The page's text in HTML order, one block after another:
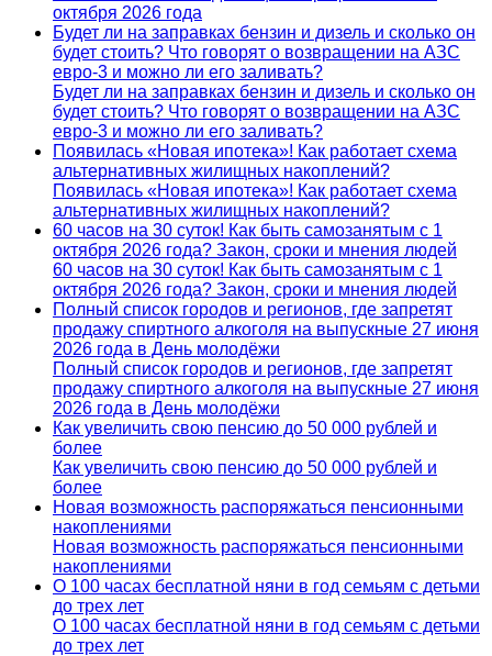
октября 2026 года
Будет ли на заправках бензин и дизель и сколько он
будет стоить? Что говорят о возвращении на АЗС
евро-3 и можно ли его заливать?
Будет ли на заправках бензин и дизель и сколько он
будет стоить? Что говорят о возвращении на АЗС
евро-3 и можно ли его заливать?
Появилась «Новая ипотека»! Как работает схема
альтернативных жилищных накоплений?
Появилась «Новая ипотека»! Как работает схема
альтернативных жилищных накоплений?
60 часов на 30 суток! Как быть самозанятым с 1
октября 2026 года? Закон, сроки и мнения людей
60 часов на 30 суток! Как быть самозанятым с 1
октября 2026 года? Закон, сроки и мнения людей
Полный список городов и регионов, где запретят
продажу спиртного алкоголя на выпускные 27 июня
2026 года в День молодёжи
Полный список городов и регионов, где запретят
продажу спиртного алкоголя на выпускные 27 июня
2026 года в День молодёжи
Как увеличить свою пенсию до 50 000 рублей и
более
Как увеличить свою пенсию до 50 000 рублей и
более
Новая возможность распоряжаться пенсионными
накоплениями
Новая возможность распоряжаться пенсионными
накоплениями
О 100 часах бесплатной няни в год семьям с детьми
до трех лет
О 100 часах бесплатной няни в год семьям с детьми
до трех лет